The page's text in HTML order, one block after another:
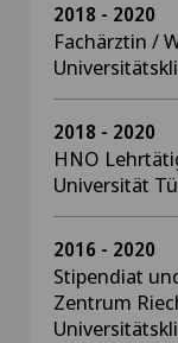
2018 - 2020
Fachärztin /
2018 - 2020
HNO
Universität
2016 - 2020
Stipendiat
Zentrum